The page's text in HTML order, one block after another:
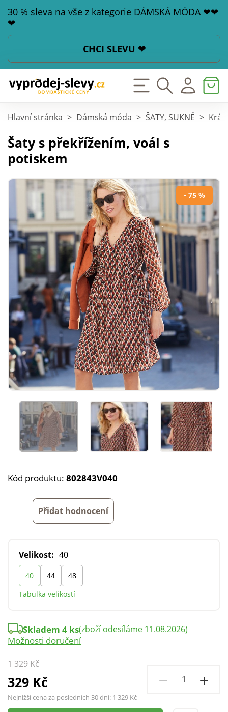
30 % sleva na vše z kategorie DÁMSKÁ MÓDA ❤❤
❤
CHCI SLEVU ❤
Hlavní stránka > Dámská móda > ŠATY, SUKNĚ >
Šaty s překřížením, voál s
potiskem
- 75 %
Kód produktu: 802843V040
Přidat hodnocení
Velikost: 40
40 44
48
Tabulka velikostí
1 329 Kč
329 Kč
Nejnižší cena za posledních 30 dní: 1 329 Kč
Skladem 4 ks(zboží odesíláme 11.08.2026)
Možnosti doručení